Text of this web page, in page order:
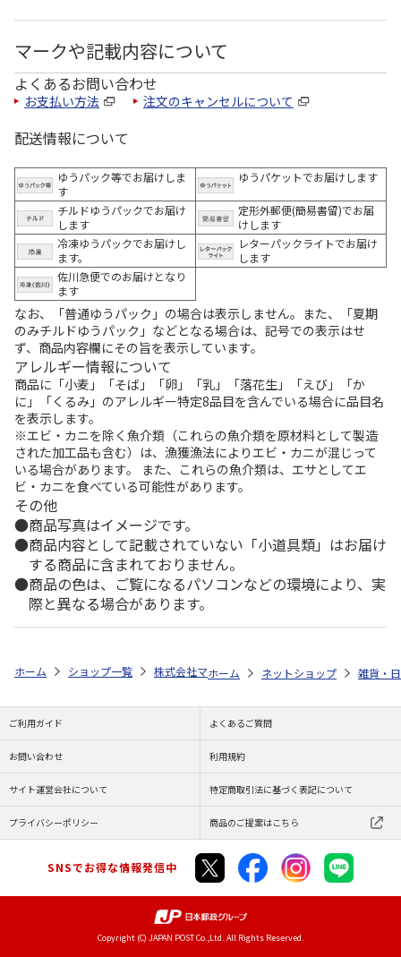
マークや記載内容について
よくあるお問い合わせ
お支払い方法 注文のキャンセルについて
配送情報について
ゆうパック等でお届けしま
す
ゆうパケットでお届けします
チルドゆうパックでお届け
します
定形外郵便(簡易書留)でお届
けします
冷凍ゆうパックでお届けし
ます。
レターパックライトでお届け
します
佐川急便でのお届けとなり
ます
なお、「普通ゆうパック」の場合は表示しません。また、「夏期
のみチルドゆうパック」などとなる場合は、記号での表示はせ
ず、商品内容欄にその旨を表示しています。
アレルギー情報について
商品に「小麦」「そば」「卵」「乳」「落花生」「えび」「か
に」「くるみ」のアレルギー特定8品目を含んでいる場合に品目名
を表示します。
※エビ・カニを除く魚介類（これらの魚介類を原材料として製造
された加工品も含む）は、漁獲漁法によりエビ・カニが混じって
いる場合があります。 また、これらの魚介類は、エサとしてエ
ビ・カニを食べている可能性があります。
その他
商品写真はイメージです。
商品内容として記載されていない「小道具類」はお届け
する商品に含まれておりません。
商品の色は、ご覧になるパソコンなどの環境により、実
際と異なる場合があります。
ホーム ショップ一覧 株式会社マインド ポケモン ゴルフマーカー(
ホーム ネットショップ 雑貨・
ご利用ガイド よくあるご質問
お問い合わせ 利用規約
サイト運営会社について 特定商取引法に基づく表記について
プライバシーポリシー 商品のご提案はこちら
SNSでお得な情報発信中
Copyright (C) JAPAN POST Co.,Ltd. All Rights Reserved.